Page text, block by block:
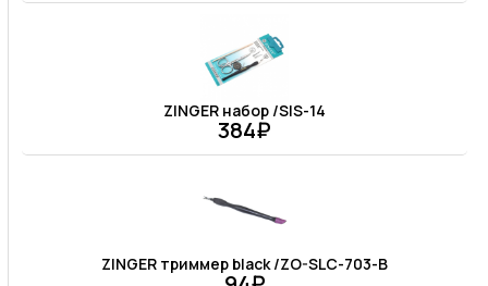
ZINGER набор /SIS-14
384₽
ZINGER триммер black /ZO-SLC-703-B